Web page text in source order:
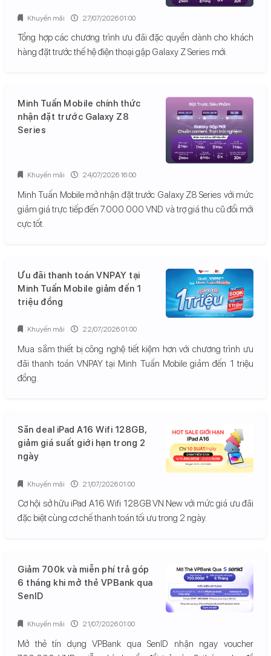
Tổng hợp các chương trình ưu đãi đặc quyền dành cho khách
hàng đặt trước thế hệ điện thoại gập Galaxy Z Series mới.
Khuyến mãi 27/07/2026 01:00
Minh Tuấn Mobile chính thức
nhận đặt trước Galaxy Z8
Series
Minh Tuấn Mobile mở nhận đặt trước Galaxy Z8 Series với mức
giảm giá trực tiếp đến 7.000.000 VND và trợ giá thu cũ đổi mới
cực tốt.
Khuyến mãi 24/07/2026 16:00
Ưu đãi thanh toán VNPAY tại
Minh Tuấn Mobile giảm đến 1
triệu đồng
Mua sắm thiết bị công nghệ tiết kiệm hơn với chương trình ưu
đãi thanh toán VNPAY tại Minh Tuấn Mobile giảm đến 1 triệu
đồng.
Khuyến mãi 22/07/2026 01:00
Săn deal iPad A16 Wifi 128GB,
giảm giá suất giới hạn trong 2
ngày
Cơ hội sở hữu iPad A16 Wifi 128GB VN New với mức giá ưu đãi
đặc biệt cùng cơ chế thanh toán tối ưu trong 2 ngày.
Khuyến mãi 21/07/2026 01:00
Giảm 700k và miễn phí trả góp
6 tháng khi mở thẻ VPBank qua
SenID
Mở thẻ tín dụng VPBank qua SenID nhận ngay voucher
Khuyến mãi 21/07/2026 01:00